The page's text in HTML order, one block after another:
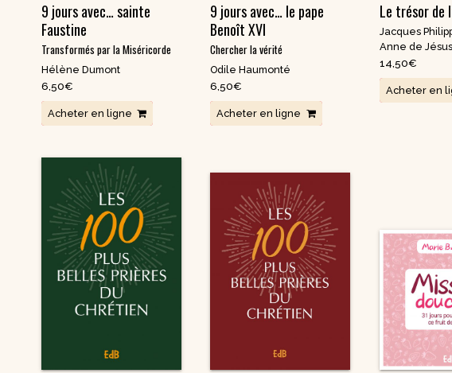
9 jours avec… sainte
Faustine
Transformés par la Miséricorde
Hélène Dumont
6,50€
Acheter en ligne
9 jours avec… le pape
Benoît XVI
Chercher la vérité
Odile Haumonté
6,50€
Acheter en ligne
Le trésor de
Jacques
Anne de Jésus
14,50€
Acheter en